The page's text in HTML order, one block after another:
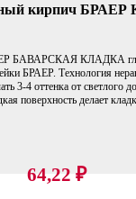
кирпич
БАВАРСКАЯ КЛАДКА
БРАЕР. Технология
3-4 оттенка от светлого
поверхность делает
64,22 ₽